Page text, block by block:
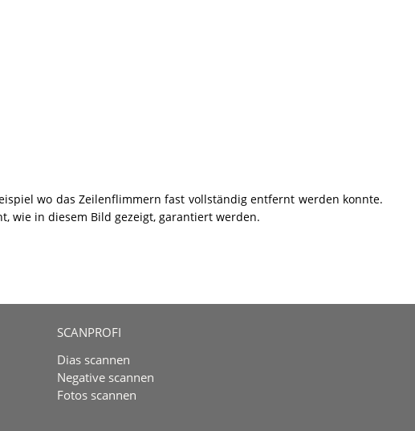
wo das Zeilenflimmern fast vollständig entfernt werden konnte.
wie in diesem Bild gezeigt, garantiert werden.
SCANPROFI
Dias scannen
Negative scannen
Fotos scannen